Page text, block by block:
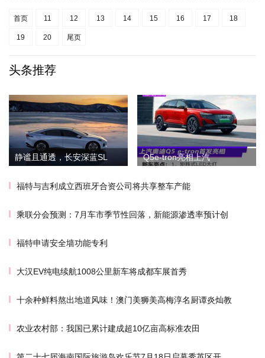
首页 11 12 13 14 15 16 17 18
19 20 尾页
头条推荐
静谧且通透，长安深蓝SL Q5e-tron亮相上汽
福特与吉利成立西班牙合资公司将共享整车产能
乘联分会预测：7月车市季节性回落，新能源渗透率预计创
福特申请安全墙功能专利
大汉EV纯电续航1008公里新车将成都车展首秀
十余种鲜料熬出地道风味！澳门美狮美高梅淳名厨谭炎灿教
农业农村部：我国已累计建成超10亿亩高标准农田